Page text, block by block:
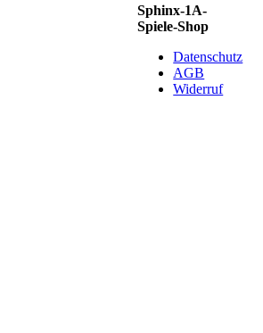
Sphinx-1A-
Spiele-Shop
Datenschutz
AGB
Widerruf